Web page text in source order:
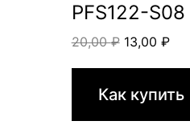
PFS122-S08
20,00₽ Original
20,00 ₽.
13,00 ₽
Как купить